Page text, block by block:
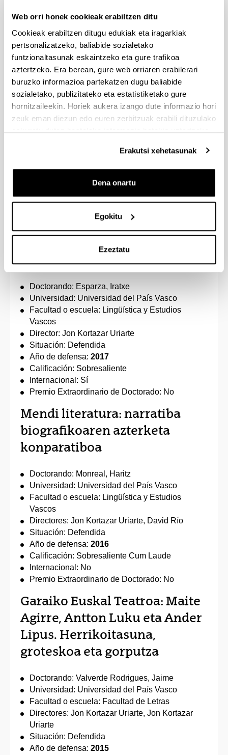
Web orri honek cookieak erabiltzen ditu
Cookieak erabiltzen ditugu edukiak eta iragarkiak
pertsonalizatzeko, baliabide sozialetako
funtzionaltasunak eskaintzeko eta gure trafikoa
aztertzeko. Era berean, gure web orriaren erabilerari
buruzko informazioa partekatzen dugu baliabide
sozialetako, publizitateko eta estatistiketako gure
hornitzaileekin. Horiek aukera izango dute informazio hori
zeuk eman diezun edo euren zerbitzuak erabili dituzulako
eskuratu duten bestelako informazio batekin uztartzeko.
Erakutsi xehetasunak
Dena onartu
Egokitu
Ezeztatu
Universidad: Universidad del País Vasco
Facultad o escuela: Psicodidáctica
Director: Xabier Etxaniz Erle
Situación: Defendida
Año de defensa:2017
Calificación: Sobresaliente
Internacional: No
Premio Extraordinario de Doctorado: No
del siglo XXI: El sujeto literario
postmoderno
Doctorando: Esparza, Iratxe
Universidad: Universidad del País Vasco
Facultad o escuela: Lingüística y Estudios
Vascos
Director: Jon Kortazar Uriarte
Situación: Defendida
Año de defensa: 2017
Calificación: Sobresaliente
Internacional: Sí
Premio Extraordinario de Doctorado: No
Mendi literatura: narratiba
biografikoaren azterketa
konparatiboa
Doctorando: Monreal, Haritz
Universidad: Universidad del País Vasco
Facultad o escuela: Lingüística y Estudios
Vascos
Directores: Jon Kortazar Uriarte, David Río
Situación: Defendida
Año de defensa: 2016
Calificación: Sobresaliente Cum Laude
Internacional: No
Premio Extraordinario de Doctorado: No
Garaiko Euskal Teatroa: Maite
Agirre, Antton Luku eta Ander
Lipus. Herrikoitasuna,
groteskoa eta gorputza
Doctorando: Valverde Rodrigues, Jaime
Universidad: Universidad del País Vasco
Facultad o escuela: Facultad de Letras
Directores: Jon Kortazar Uriarte, Jon Kortazar
Uriarte
Situación: Defendida
Año de defensa: 2015